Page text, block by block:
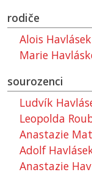
rodiče
Alois Havlásek
Marie
sourozenci
Ludvík
Leopolda
Anastazie
Adolf
Anastazie